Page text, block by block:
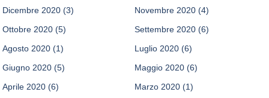
Dicembre 2020 (3) Novembre 2020 (4)
Ottobre 2020 (5) Settembre 2020 (6)
Agosto 2020 (1) Luglio 2020 (6)
Giugno 2020 (5) Maggio 2020 (6)
Aprile 2020 (6) Marzo 2020 (1)